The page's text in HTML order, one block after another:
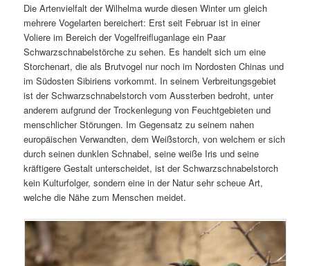
Die Artenvielfalt der Wilhelma wurde diesen Winter um gleich
mehrere Vogelarten bereichert: Erst seit Februar ist in einer
Voliere im Bereich der Vogelfreifluganlage ein Paar
Schwarzschnabelstörche zu sehen. Es handelt sich um eine
Storchenart, die als Brutvogel nur noch im Nordosten Chinas und
im Südosten Sibiriens vorkommt. In seinem Verbreitungsgebiet
ist der Schwarzschnabelstorch vom Aussterben bedroht, unter
anderem aufgrund der Trockenlegung von Feuchtgebieten und
menschlicher Störungen. Im Gegensatz zu seinem nahen
europäischen Verwandten, dem Weißstorch, von welchem er sich
durch seinen dunklen Schnabel, seine weiße Iris und seine
kräftigere Gestalt unterscheidet, ist der Schwarzschnabelstorch
kein Kulturfolger, sondern eine in der Natur sehr scheue Art,
welche die Nähe zum Menschen meidet.